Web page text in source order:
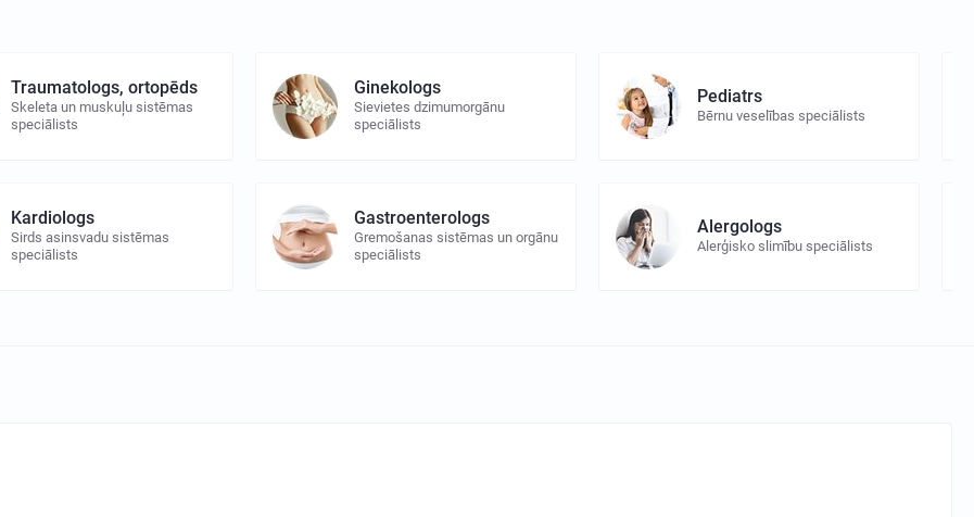
Traumatologs, ortopēds
Skeleta un muskuļu sistēmas
speciālists
Ginekologs
Sievietes dzimumorgānu
speciālists
Pediatrs
Bērnu veselības speciālists
Kardiologs
Sirds asinsvadu sistēmas
speciālists
Gastroenterologs
Gremošanas sistēmas un orgānu
speciālists
Alergologs
Alerģisko slimību speciālists